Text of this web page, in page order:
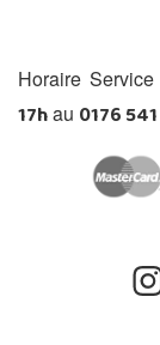
Horaire
17hau 0176